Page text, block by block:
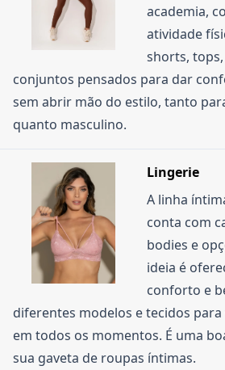
academia,
atividade
shorts,
conjuntos pensados para dar
sem abrir mão do estilo, tanto
quanto masculino.
Lingerie
A linha
conta com
bodies e
ideia é
conforto e
diferentes modelos e tecidos
em todos os momentos. É uma
sua gaveta de roupas íntimas.